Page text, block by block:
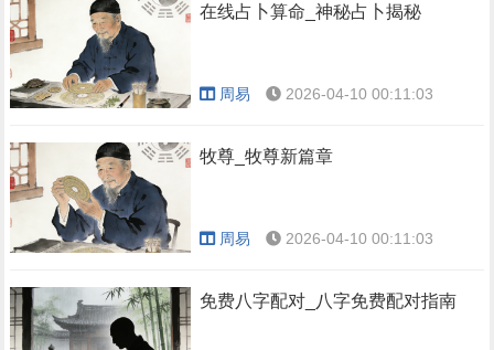
在线占卜算命_神秘占卜揭秘
周易 2026-04-10 00:11:03
牧尊_牧尊新篇章
周易 2026-04-10 00:11:03
免费八字配对_八字免费配对指南